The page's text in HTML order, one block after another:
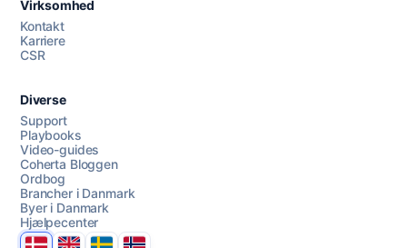
AI Campaign Assist
Virksomhed
Kontakt
Karriere
CSR
Diverse
Support
Playbooks
Video-guides
Coherta Bloggen
Ordbog
Brancher i Danmark
Byer i Danmark
Hjælpecenter